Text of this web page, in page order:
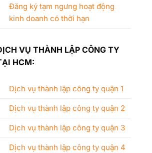
Đăng ký tạm ngưng hoạt động
kinh doanh có thời hạn
VỤ THÀNH LẬP CÔNG TY
HCM:
Dịch vụ thành lập công ty quận 1
Dịch vụ thành lập công ty quận 2
Dịch vụ thành lập công ty quận 3
Dịch vụ thành lập công ty quận 4